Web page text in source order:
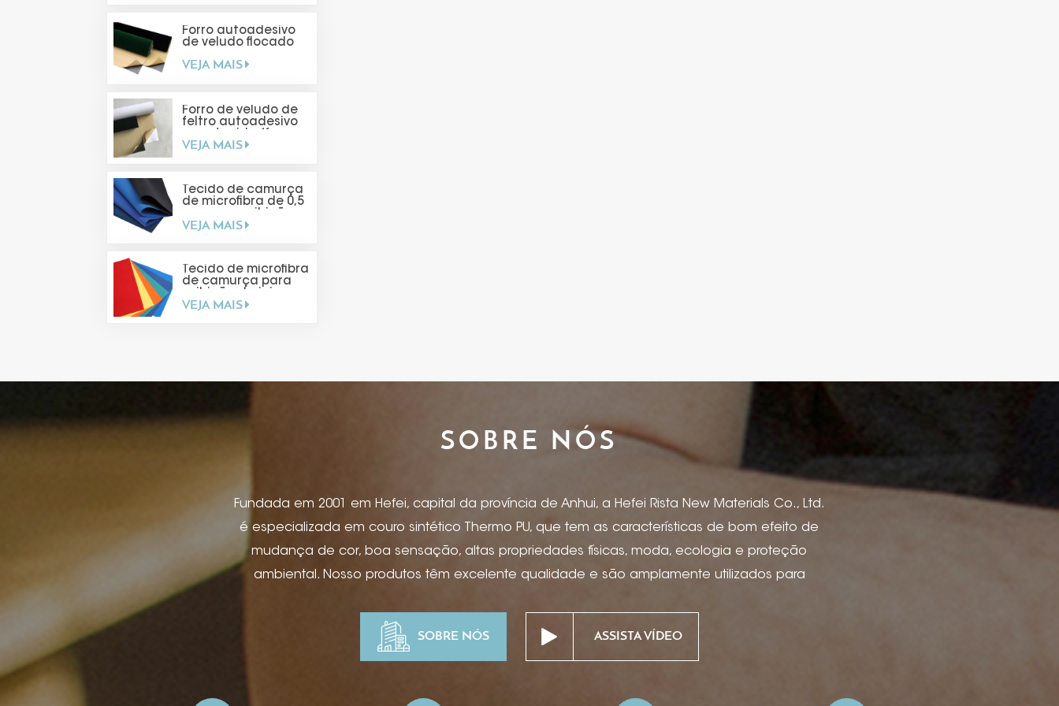
Forro autoadesivo
de veludo flocado
VEJA MAIS
Forro de veludo de
feltro autoadesivo
você mesmo)
VEJA MAIS
Tecido de camurça
de microfibra de 0,5
de joias
VEJA MAIS
Tecido de microfibra
de camurça para
VEJA MAIS
SOBRE NÓS
Fundada em 2001 em Hefei, capital da província de Anhui, a Hefei Rista New Materials Co., Ltd.
é especializada em couro sintético Thermo PU, que tem as características de bom efeito de
mudança de cor, boa sensação, altas propriedades físicas, moda, ecologia e proteção
ambiental. Nosso produtos têm excelente qualidade e são amplamente utilizados para
produtos eletrônicos, encadernação para caixas de presente, caixas de vinho, caixa e
pacote de joias, suprimentos para mesa de hotel, projetos especiais de anúncios e
SOBRE NÓS ASSISTA VÍDEO